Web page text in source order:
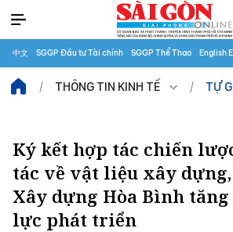
中文 SGGP Đầu tư Tài chính SGGP Thể Thao English
THÔNG TIN KINH TẾ TỰ
Ký kết hợp tác chiến
tác về vật liệu xây
Xây dựng Hòa Bình
lực phát triển